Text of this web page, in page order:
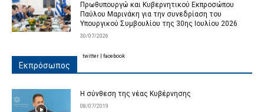
Πρωθυπουργώ και Κυβερνητικού Εκπροσώπου
Παύλου Μαρινάκη για την συνεδρίαση του
Υπουργικού Συμβουλίου της 30ης Ιουλίου 2026
30/07/2026
Εκπρόσωπος
Η σύνθεση της νέας Κυβέρνησης
08/07/2019
twitter facebook